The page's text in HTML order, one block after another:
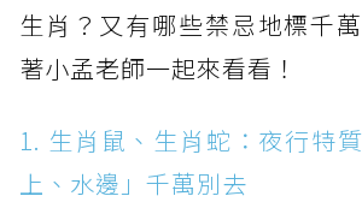
生肖？又有哪些禁忌地標千
著小孟老師一起來看看！
1. 生肖鼠、生肖蛇：夜行特
上、水邊」千萬別去